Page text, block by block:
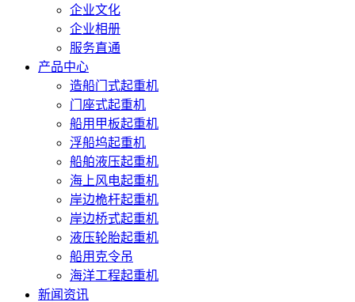
企业文化
企业相册
服务直通
产品中心
造船门式起重机
门座式起重机
船用甲板起重机
浮船坞起重机
船舶液压起重机
海上风电起重机
岸边桅杆起重机
岸边桥式起重机
液压轮胎起重机
船用克令吊
海洋工程起重机
新闻资讯